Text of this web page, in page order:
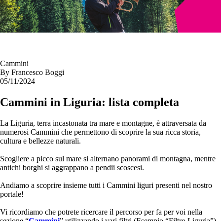
Cammini
By Francesco Boggi
05/11/2024
Cammini in Liguria: lista completa
La Liguria, terra incastonata tra mare e montagne, è attraversata da
numerosi Cammini che permettono di scoprire la sua ricca storia,
cultura e bellezze naturali.
Scogliere a picco sul mare si alternano panorami di montagna, mentre
antichi borghi si aggrappano a pendii scoscesi.
Andiamo a scoprire insieme tutti i Cammini liguri presenti nel nostro
portale!
Vi ricordiamo che potrete ricercare il percorso per fa per voi nella